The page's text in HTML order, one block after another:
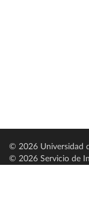
© 2026 Universidad
© 2026 Servicio de